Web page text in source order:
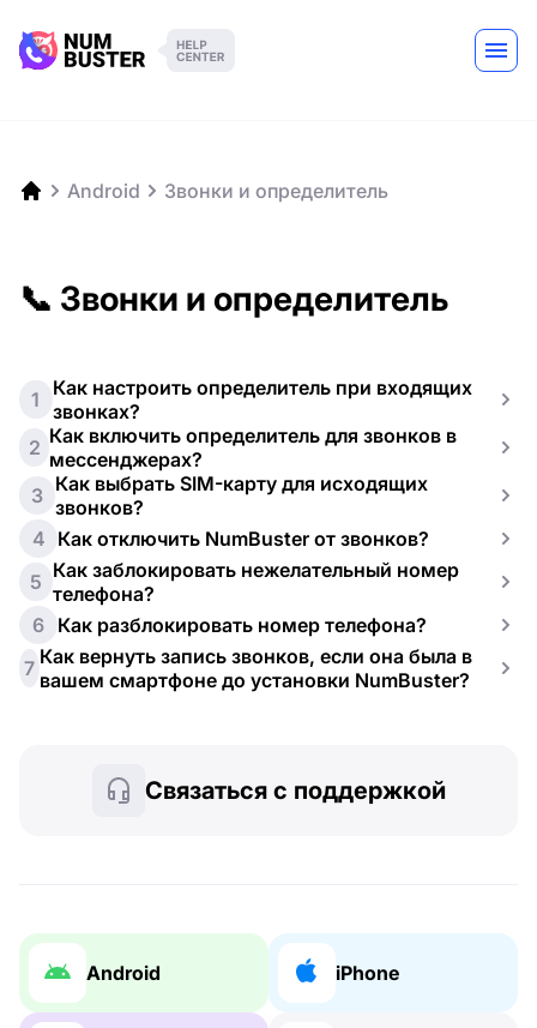
Android Звонки и определитель
📞 Звонки и определитель
1
Как настроить определитель при входящих
звонках?
2 Как включить определитель для звонков в
мессенджерах?
3 Как выбрать SIM-карту для исходящих
звонков?
4 Как отключить NumBuster от звонков?
5 Как заблокировать нежелательный номер
телефона?
6 Как разблокировать номер телефона?
7 Как вернуть запись звонков, если она была в
вашем смартфоне до установки NumBuster?
Связаться с поддержкой
Android iPhone